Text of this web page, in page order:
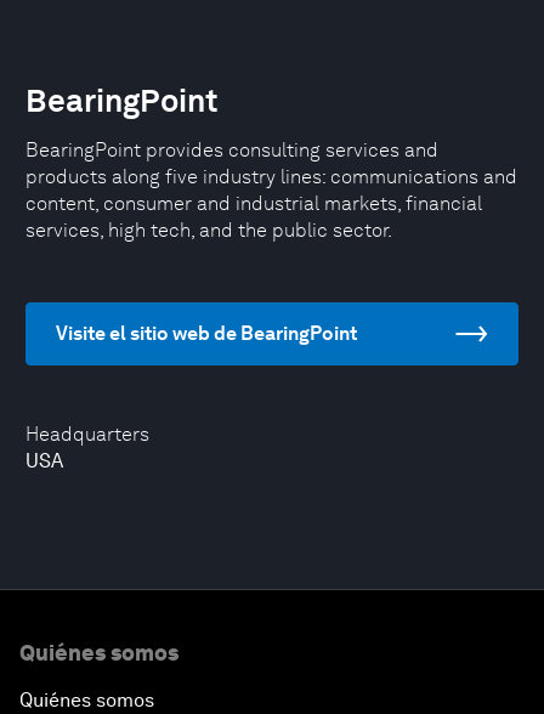
Headquarters
USA
BearingPoint
BearingPoint provides consulting services and
products along five industry lines: communications and
content, consumer and industrial markets, financial
services, high tech, and the public sector.
Visite el sitio web de BearingPoint
Quiénes somos
Quiénes somos